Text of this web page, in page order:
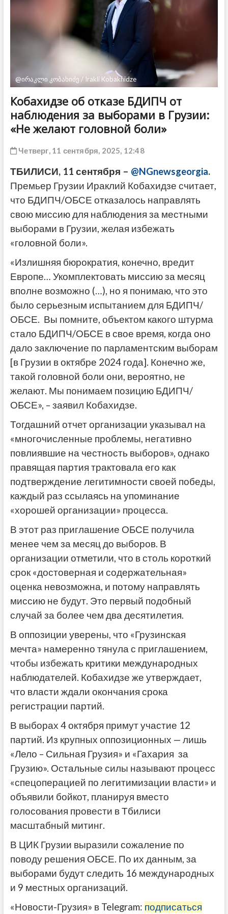
@ირაკლი კობახიძე / Irakli Kobakhidze
Кобахидзе об отказе БДИПЧ от
наблюдения за выборами в Грузии:
«Не желают головной боли»
Четверг, 11 сентября, 2025, 12:48
ТБИЛИСИ, 11 сентября – @NGnewsgeorgia.
Премьер Грузии Ираклий Кобахидзе считает,
что БДИПЧ/ОБСЕ отказалось направлять
свою миссию для наблюдения за местными
выборами в Грузии, желая избежать
«головной боли».
«Излишняя бюрократия, конечно, вредит
Европе… Укомплектовать миссию за месяц
вполне возможно (…), но я понимаю, что это
было серьезным испытанием для БДИПЧ/
ОБСЕ. Вы помните, объектом какого штурма
стало БДИПЧ/ОБСЕ в свое время, когда оно
дало заключение по парламентским выборам
[в Грузии в октябре 2024 года]. Конечно же,
такой головной боли они, вероятно, не
желают. Мы понимаем позицию БДИПЧ/
ОБСЕ», – заявил Кобахидзе.
Тогдашний отчет организации указывал на
«многочисленные проблемы, негативно
повлиявшие на честность выборов», однако
правящая партия трактовала его как
подтверждение легитимности своей победы,
каждый раз ссылаясь на упоминание
«хорошей организации» процесса.
В этот раз приглашение ОБСЕ получила
менее чем за месяц до выборов. В
организации отметили, что в столь короткий
срок «достоверная и содержательная»
оценка невозможна, и потому направлять
миссию не будут. Это первый подобный
случай за более чем два десятилетия.
В оппозиции уверены, что «Грузинская
мечта» намеренно тянула с приглашением,
чтобы избежать критики международных
наблюдателей. Кобахидзе же утверждает,
что власти ждали окончания срока
регистрации партий.
В выборах 4 октября примут участие 12
партий. Из крупных оппозиционных — лишь
«Лело – Сильная Грузия» и «Гахария за
Грузию». Остальные силы называют процесс
«спецоперацией по легитимизации власти» и
объявили бойкот, планируя вместо
голосования провести в Тбилиси
масштабный митинг.
В ЦИК Грузии выразили сожаление по
поводу решения ОБСЕ. По их данным, за
выборами будут следить 16 международных
и 9 местных организаций.
«Новости-Грузия» в Telegram: подписаться